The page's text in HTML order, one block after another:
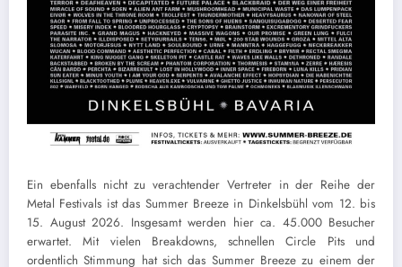
Ein ebenfalls nicht zu verachtender Vertreter in der Reihe der
Metal Festivals ist das Summer Breeze in Dinkelsbühl vom 12. bis
15. August 2026. Insgesamt werden hier ca. 45.000 Besucher
erwartet. Mit vielen Breakdowns, schnellen Circle Pits und
ordentlich Stimmung hat sich das Summer Breeze zu einem der